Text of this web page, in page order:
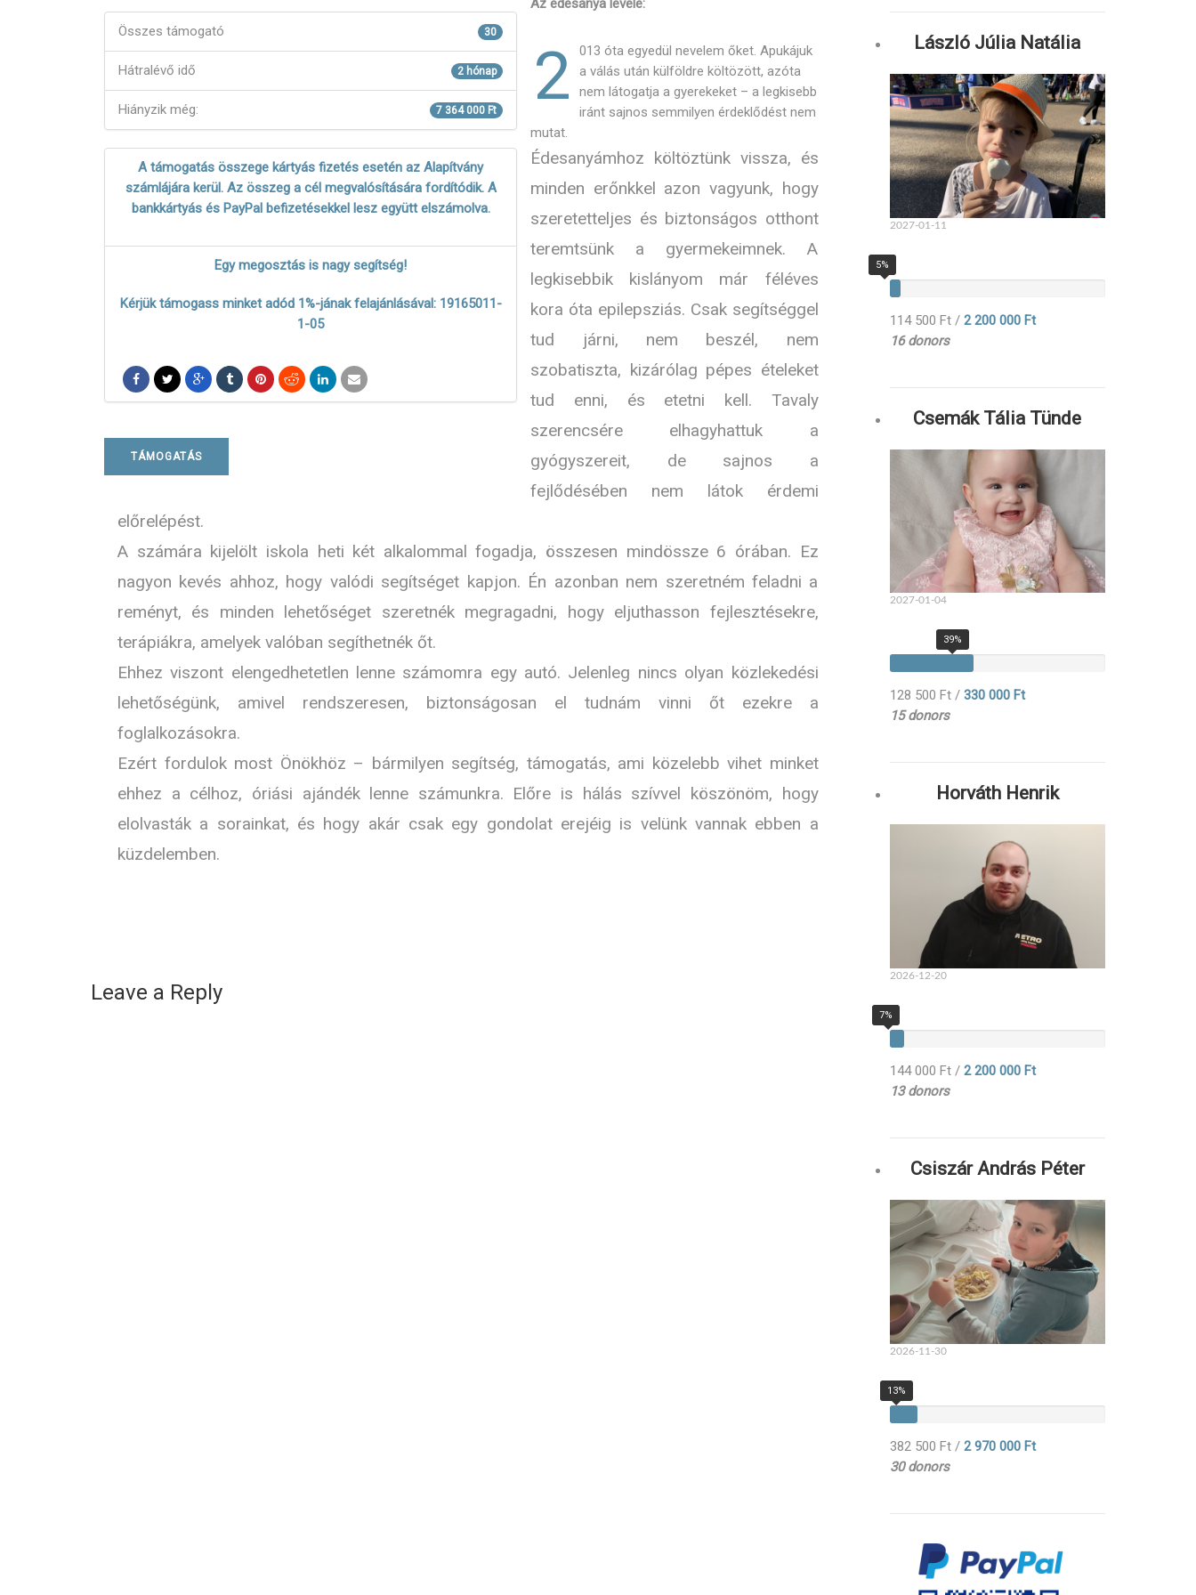
Összes támogató 30
Hátralévő idő 2 hónap
Hiányzik még: 7 364 000 Ft
A támogatás összege kártyás fizetés esetén az Alapítvány
számlájára kerül. Az összeg a cél megvalósítására fordítódik. A
bankkártyás és PayPal befizetésekkel lesz együtt elszámolva.
Egy megosztás is nagy segítség!
Kérjük támogass minket adód 1%-jának felajánlásával: 19165011-
1-05
TÁMOGATÁS
Az édesanya levele:
2
013 óta egyedül nevelem őket. Apukájuk
a válás után külföldre költözött, azóta
nem látogatja a gyerekeket – a legkisebb
iránt sajnos semmilyen érdeklődést nem
mutat.
Édesanyámhoz költöztünk vissza, és
minden erőnkkel azon vagyunk, hogy
szeretetteljes és biztonságos otthont
teremtsünk a gyermekeimnek. A
legkisebbik kislányom már féléves
kora óta epilepsziás. Csak segítséggel
tud járni, nem beszél, nem
szobatiszta, kizárólag pépes ételeket
tud enni, és etetni kell. Tavaly
szerencsére elhagyhattuk a
gyógyszereit, de sajnos a
fejlődésében nem látok érdemi
előrelépést.
A számára kijelölt iskola heti két alkalommal fogadja, összesen mindössze 6 órában. Ez
nagyon kevés ahhoz, hogy valódi segítséget kapjon. Én azonban nem szeretném feladni a
reményt, és minden lehetőséget szeretnék megragadni, hogy eljuthasson fejlesztésekre,
terápiákra, amelyek valóban segíthetnék őt.
Ehhez viszont elengedhetetlen lenne számomra egy autó. Jelenleg nincs olyan közlekedési
lehetőségünk, amivel rendszeresen, biztonságosan el tudnám vinni őt ezekre a
foglalkozásokra.
Ezért fordulok most Önökhöz – bármilyen segítség, támogatás, ami közelebb vihet minket
ehhez a célhoz, óriási ajándék lenne számunkra. Előre is hálás szívvel köszönöm, hogy
elolvasták a sorainkat, és hogy akár csak egy gondolat erejéig is velünk vannak ebben a
küzdelemben.
Leave a Reply
László Júlia Natália
2027-01-11
5%
114 500 Ft/ 2 200 000 Ft
16 donors
Csemák Tália Tünde
2027-01-04
39%
128 500 Ft/ 330 000 Ft
15 donors
Horváth Henrik
2026-12-20
7%
144 000 Ft/ 2 200 000 Ft
13 donors
Csiszár András Péter
2026-11-30
13%
382 500 Ft/ 2 970 000 Ft
30 donors